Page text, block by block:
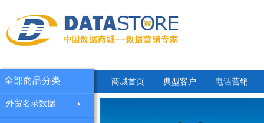
商城首页 典型客户 电话营销
全部商品分类
外贸名录数据